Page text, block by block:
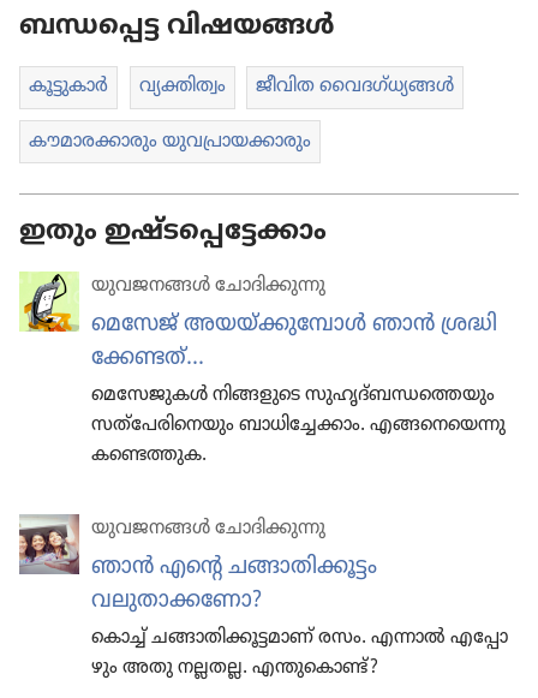
ബന്ധപ്പെട്ട വിഷയങ്ങൾ
കൂട്ടു​കാർ വ്യക്തി​ത്വം ജീവിത വൈദ​ഗ്‌ധ്യ​ങ്ങൾ
കൗമാ​ര​ക്കാ​രും യുവ​പ്രാ​യ​ക്കാ​രും
ഇതും ഇഷ്ടപ്പെട്ടേക്കാം
യുവജ​ന​ങ്ങൾ ചോദി​ക്കു​ന്നു
മെസേജ്‌ അയയ്‌ക്കു​മ്പോൾ ഞാൻ ശ്രദ്ധി​
ക്കേ​ണ്ടത്‌...
മെസേ​ജു​കൾ നിങ്ങളു​ടെ സുഹൃ​ദ്‌ബ​ന്ധ​ത്തെ​യും
സത്‌പേ​രി​നെ​യും ബാധിച്ചേക്കാം. എങ്ങനെ​യെ​ന്നു
കണ്ടെത്തുക.
യുവജ​ന​ങ്ങൾ ചോദി​ക്കു​ന്നു
ഞാൻ എന്റെ ചങ്ങാതി​ക്കൂ​ട്ടം
വലുതാക്കണോ?
കൊച്ച്‌ ചങ്ങാതി​ക്കൂ​ട്ട​മാണ്‌ രസം. എന്നാൽ എപ്പോ​
ഴും അതു നല്ലതല്ല. എന്തു​കൊണ്ട്‌?